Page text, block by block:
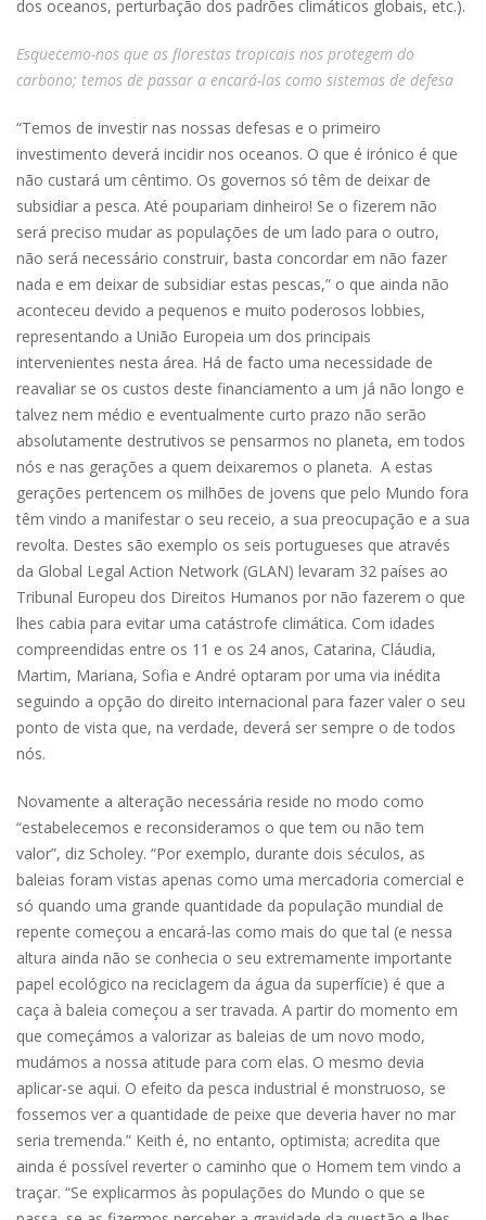
dos oceanos, perturbação dos padrões climáticos globais, etc.).
Esquecemo-nos que as florestas tropicais nos protegem do
carbono; temos de passar a encará-las como sistemas de defesa
“Temos de investir nas nossas defesas e o primeiro
investimento deverá incidir nos oceanos. O que é irónico é que
não custará um cêntimo. Os governos só têm de deixar de
subsidiar a pesca. Até poupariam dinheiro! Se o fizerem não
será preciso mudar as populações de um lado para o outro,
não será necessário construir, basta concordar em não fazer
nada e em deixar de subsidiar estas pescas,” o que ainda não
aconteceu devido a pequenos e muito poderosos lobbies,
representando a União Europeia um dos principais
intervenientes nesta área. Há de facto uma necessidade de
reavaliar se os custos deste financiamento a um já não longo e
talvez nem médio e eventualmente curto prazo não serão
absolutamente destrutivos se pensarmos no planeta, em todos
nós e nas gerações a quem deixaremos o planeta. A estas
gerações pertencem os milhões de jovens que pelo Mundo fora
têm vindo a manifestar o seu receio, a sua preocupação e a sua
revolta. Destes são exemplo os seis portugueses que através
da Global Legal Action Network (GLAN) levaram 32 países ao
Tribunal Europeu dos Direitos Humanos por não fazerem o que
lhes cabia para evitar uma catástrofe climática. Com idades
compreendidas entre os 11 e os 24 anos, Catarina, Cláudia,
Martim, Mariana, Sofia e André optaram por uma via inédita
seguindo a opção do direito internacional para fazer valer o seu
ponto de vista que, na verdade, deverá ser sempre o de todos
nós.
Novamente a alteração necessária reside no modo como
“estabelecemos e reconsideramos o que tem ou não tem
valor”, diz Scholey. “Por exemplo, durante dois séculos, as
baleias foram vistas apenas como uma mercadoria comercial e
só quando uma grande quantidade da população mundial de
repente começou a encará-las como mais do que tal (e nessa
altura ainda não se conhecia o seu extremamente importante
papel ecológico na reciclagem da água da superfície) é que a
caça à baleia começou a ser travada. A partir do momento em
que começámos a valorizar as baleias de um novo modo,
mudámos a nossa atitude para com elas. O mesmo devia
aplicar-se aqui. O efeito da pesca industrial é monstruoso, se
fossemos ver a quantidade de peixe que deveria haver no mar
seria tremenda.” Keith é, no entanto, optimista; acredita que
ainda é possível reverter o caminho que o Homem tem vindo a
traçar. “Se explicarmos às populações do Mundo o que se